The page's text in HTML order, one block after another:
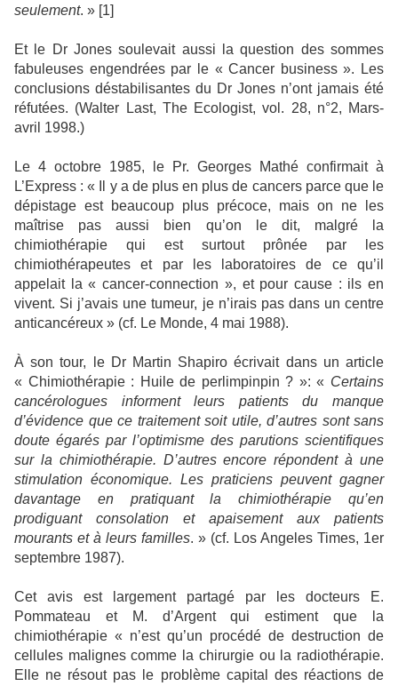
seulement. » [1]
Et le Dr Jones soulevait aussi la question des sommes
fabuleuses engendrées par le « Cancer business ». Les
conclusions déstabilisantes du Dr Jones n’ont jamais été
réfutées. (Walter Last, The Ecologist, vol. 28, n°2, Mars-
avril 1998.)
Le 4 octobre 1985, le Pr. Georges Mathé confirmait à
L’Express : « Il y a de plus en plus de cancers parce que le
dépistage est beaucoup plus précoce, mais on ne les
maîtrise pas aussi bien qu’on le dit, malgré la
chimiothérapie qui est surtout prônée par les
chimiothérapeutes et par les laboratoires de ce qu’il
appelait la « cancer-connection », et pour cause : ils en
vivent. Si j’avais une tumeur, je n’irais pas dans un centre
anticancéreux » (cf. Le Monde, 4 mai 1988).
À son tour, le Dr Martin Shapiro écrivait dans un article
« Chimiothérapie : Huile de perlimpinpin ? »: « Certains
cancérologues informent leurs patients du manque
d’évidence que ce traitement soit utile, d’autres sont sans
doute égarés par l’optimisme des parutions scientifiques
sur la chimiothérapie. D’autres encore répondent à une
stimulation économique. Les praticiens peuvent gagner
davantage en pratiquant la chimiothérapie qu’en
prodiguant consolation et apaisement aux patients
mourants et à leurs familles. » (cf. Los Angeles Times, 1er
septembre 1987).
Cet avis est largement partagé par les docteurs E.
Pommateau et M. d’Argent qui estiment que la
chimiothérapie « n’est qu’un procédé de destruction de
cellules malignes comme la chirurgie ou la radiothérapie.
Elle ne résout pas le problème capital des réactions de